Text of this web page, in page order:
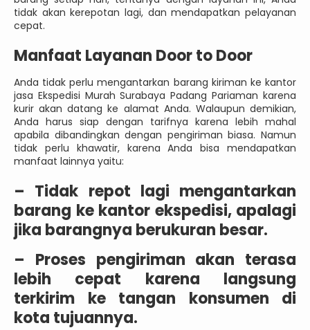
tidak akan kerepotan lagi, dan mendapatkan pelayanan
cepat.
Manfaat Layanan Door to Door
Anda tidak perlu mengantarkan barang kiriman ke kantor
jasa Ekspedisi Murah Surabaya Padang Pariaman karena
kurir akan datang ke alamat Anda. Walaupun demikian,
Anda harus siap dengan tarifnya karena lebih mahal
apabila dibandingkan dengan pengiriman biasa. Namun
tidak perlu khawatir, karena Anda bisa mendapatkan
manfaat lainnya yaitu:
– Tidak repot lagi mengantarkan
barang ke kantor ekspedisi, apalagi
jika barangnya berukuran besar.
– Proses pengiriman akan terasa
lebih cepat karena langsung
terkirim ke tangan konsumen di
kota tujuannya.